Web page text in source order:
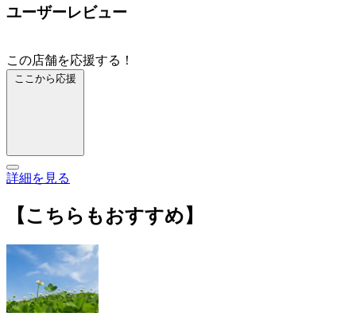
ユーザーレビュー
この店舗を応援する！
ここから応援
詳細を見る
【こちらもおすすめ】